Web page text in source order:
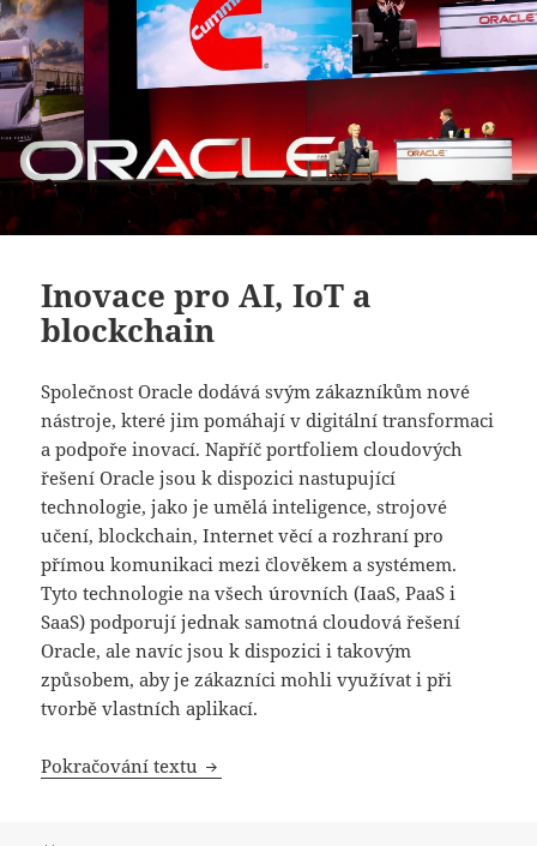
Inovace pro AI, IoT a
blockchain
Společnost Oracle dodává svým zákazníkům nové
nástroje, které jim pomáhají v digitální transformaci
a podpoře inovací. Napříč portfoliem cloudových
řešení Oracle jsou k dispozici nastupující
technologie, jako je umělá inteligence, strojové
učení, blockchain, Internet věcí a rozhraní pro
přímou komunikaci mezi člověkem a systémem.
Tyto technologie na všech úrovních (IaaS, PaaS i
SaaS) podporují jednak samotná cloudová řešení
Oracle, ale navíc jsou k dispozici i takovým
způsobem, aby je zákazníci mohli využívat i při
tvorbě vlastních aplikací.
Pokračování textu Inovace pro AI, IoT a blockchain